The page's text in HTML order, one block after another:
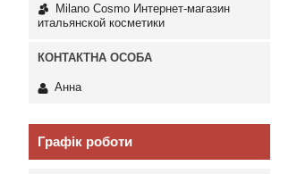
Milano Cosmo Интернет-магазин
итальянской косметики
Анна
Графік роботи